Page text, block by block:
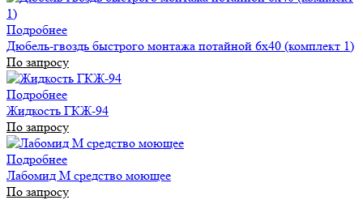
Подробнее
Дюбель-гвоздь быстрого монтажа потайной 6х40 (комплект 1)
По запросу
Подробнее
Жидкость ГКЖ-94
По запросу
Подробнее
Лабомид М средство моющее
По запросу